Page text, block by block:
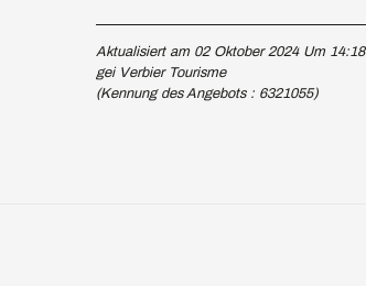
Aktualisiert am 02 Oktober 2024 Um 14:18
gei Verbier Tourisme
(Kennung des Angebots : 6321055)